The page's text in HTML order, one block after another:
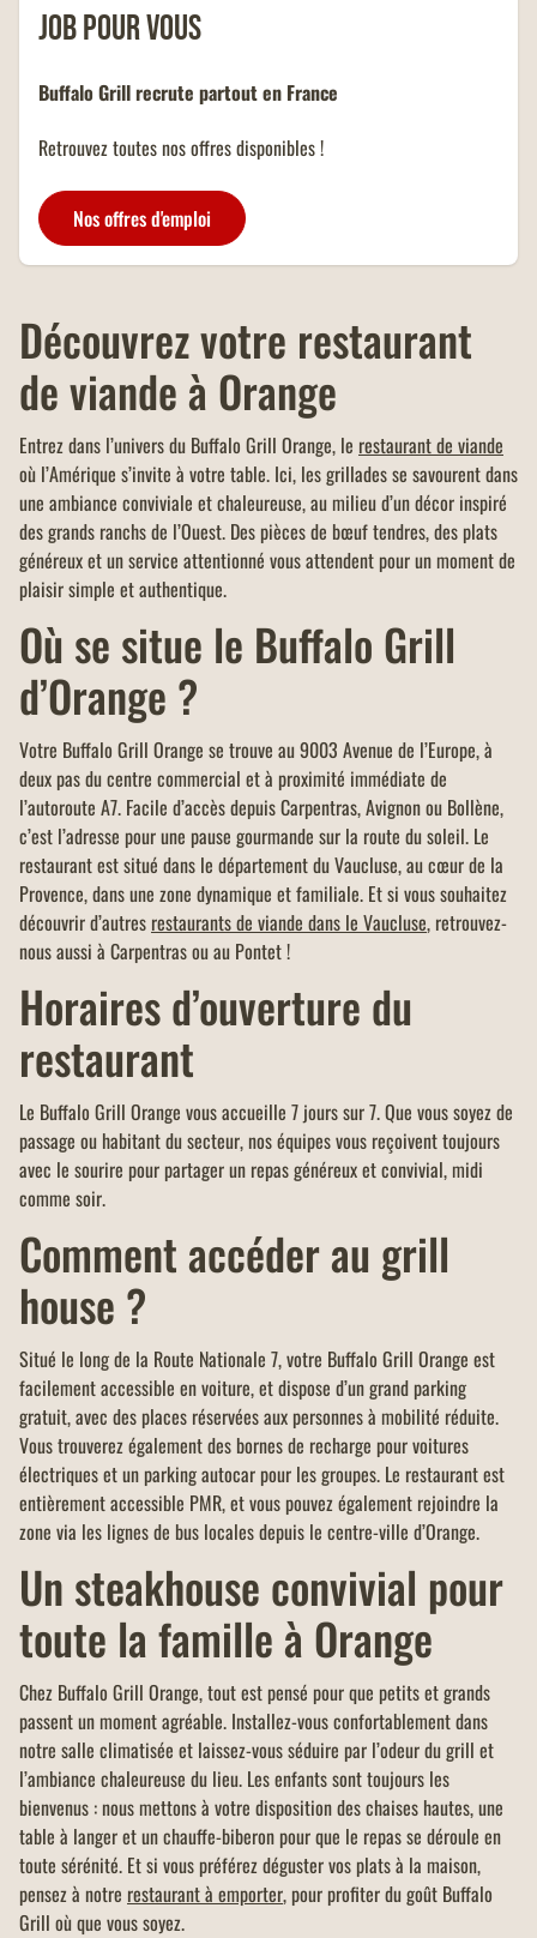
job pour vous
Buffalo Grill recrute partout en France
Retrouvez toutes nos offres disponibles !
Nos offres d'emploi
Découvrez votre restaurant
de viande à Orange
Entrez dans l’univers du Buffalo Grill Orange, le restaurant de viande
où l’Amérique s’invite à votre table. Ici, les grillades se savourent dans
une ambiance conviviale et chaleureuse, au milieu d’un décor inspiré
des grands ranchs de l’Ouest. Des pièces de bœuf tendres, des plats
généreux et un service attentionné vous attendent pour un moment de
plaisir simple et authentique.
Où se situe le Buffalo Grill
d’Orange ?
Votre Buffalo Grill Orange se trouve au 9003 Avenue de l’Europe, à
deux pas du centre commercial et à proximité immédiate de
l’autoroute A7. Facile d’accès depuis Carpentras, Avignon ou Bollène,
c’est l’adresse pour une pause gourmande sur la route du soleil. Le
restaurant est situé dans le département du Vaucluse, au cœur de la
Provence, dans une zone dynamique et familiale. Et si vous souhaitez
découvrir d’autres restaurants de viande dans le Vaucluse, retrouvez-
nous aussi à Carpentras ou au Pontet !
Horaires d’ouverture du
restaurant
Le Buffalo Grill Orange vous accueille 7 jours sur 7. Que vous soyez de
passage ou habitant du secteur, nos équipes vous reçoivent toujours
avec le sourire pour partager un repas généreux et convivial, midi
comme soir.
Comment accéder au grill
house ?
Situé le long de la Route Nationale 7, votre Buffalo Grill Orange est
facilement accessible en voiture, et dispose d’un grand parking
gratuit, avec des places réservées aux personnes à mobilité réduite.
Vous trouverez également des bornes de recharge pour voitures
électriques et un parking autocar pour les groupes. Le restaurant est
entièrement accessible PMR, et vous pouvez également rejoindre la
zone via les lignes de bus locales depuis le centre-ville d’Orange.
Un steakhouse convivial pour
toute la famille à Orange
Chez Buffalo Grill Orange, tout est pensé pour que petits et grands
passent un moment agréable. Installez-vous confortablement dans
notre salle climatisée et laissez-vous séduire par l’odeur du grill et
l’ambiance chaleureuse du lieu. Les enfants sont toujours les
bienvenus : nous mettons à votre disposition des chaises hautes, une
table à langer et un chauffe-biberon pour que le repas se déroule en
toute sérénité. Et si vous préférez déguster vos plats à la maison,
pensez à notre restaurant à emporter, pour profiter du goût Buffalo
Grill où que vous soyez.